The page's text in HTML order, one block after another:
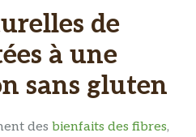
de
à une
sans gluten
des bienfaits des fibres,